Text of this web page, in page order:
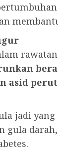
asid perut
jadi
gula